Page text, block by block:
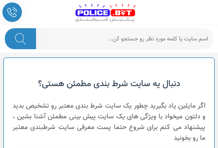
دنبال یه سایت شرط بندی مطمئن هستی؟
اگر مایلین یاد بگیرید چطور یک سایت شرط بندی معتبر رو تشخیص بدید
و دلتون میخواد با ویژگی های یک سایت پیش بینی مطمئن آشنا بشین ،
پیشنهاد می کنم برای شروع حتما پست معرفی سایت شرطبندی معتبر
ما رو بخونید